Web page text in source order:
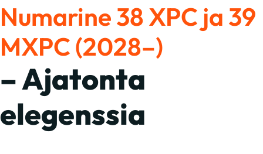
Link
Numarine 38 XPC ja 39
MXPC (2028–)
– Ajatonta
elegenssia